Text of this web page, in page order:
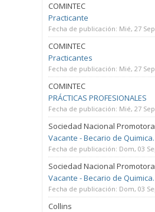
COMINTEC
Practicante
Fecha de publicación: Mié, 27
COMINTEC
Practicantes
Fecha de publicación: Mié, 27
COMINTEC
PRÁCTICAS PROFESIONALES
Fecha de publicación: Mié, 27
Sociedad Nacional
Vacante - Becario de Quimica.
Fecha de publicación: Dom, 03
Sociedad Nacional
Vacante - Becario de Quimica.
Fecha de publicación: Dom, 03
Collins